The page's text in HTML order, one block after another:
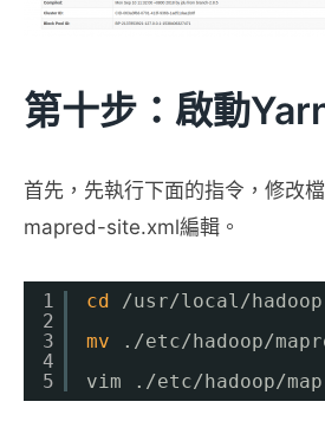
第十步：啟動
首先，先執行下面的指令，修改
mapred-site.xml編輯。
1
2
3
4
5
cd
/usr/local/hadoop
mv
. /etc/hadoop/
vim . /etc/hadoop/